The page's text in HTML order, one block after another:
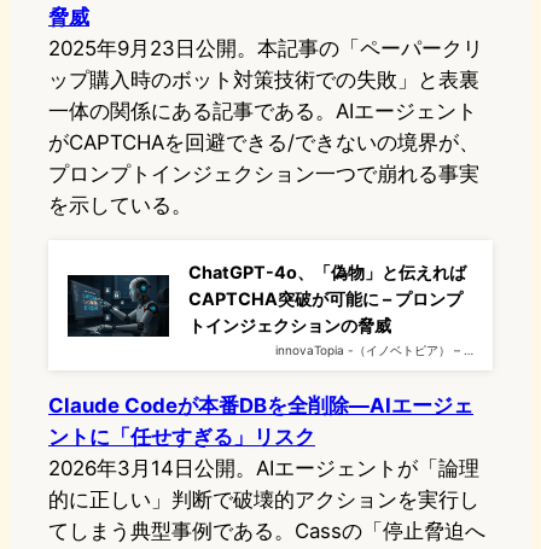
脅威
2025年9月23日公開。本記事の「ペーパークリ
ップ購入時のボット対策技術での失敗」と表裏
一体の関係にある記事である。AIエージェント
がCAPTCHAを回避できる/できないの境界が、
プロンプトインジェクション一つで崩れる事実
を示している。
ChatGPT-4o、「偽物」と伝えれば
CAPTCHA突破が可能に – プロンプ
トインジェクションの脅威
innovaTopia -（イノベトピア） – …
Claude Codeが本番DBを全削除—AIエージェ
ントに「任せすぎる」リスク
2026年3月14日公開。AIエージェントが「論理
的に正しい」判断で破壊的アクションを実行し
てしまう典型事例である。Cassの「停止脅迫へ